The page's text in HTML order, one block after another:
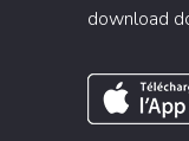
download